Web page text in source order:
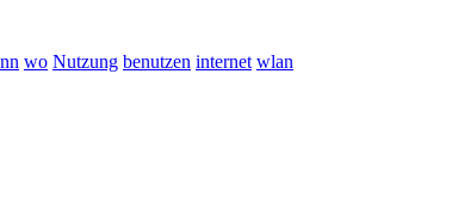
wo Nutzung benutzen internet wlan